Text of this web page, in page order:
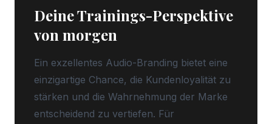
Deine Trainings-Perspektive
von morgen
Ein exzellentes Audio-Branding bietet eine
einzigartige Chance, die Kundenloyalität zu
stärken und die Wahrnehmung der Marke
entscheidend zu vertiefen. Für